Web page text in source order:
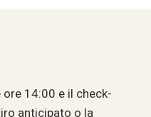
14:00 e il check-
anticipato o la